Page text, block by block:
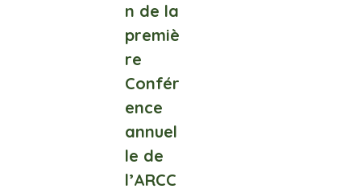
n de la
premiè
re
Confér
ence
annuel
le de
l’ARCC